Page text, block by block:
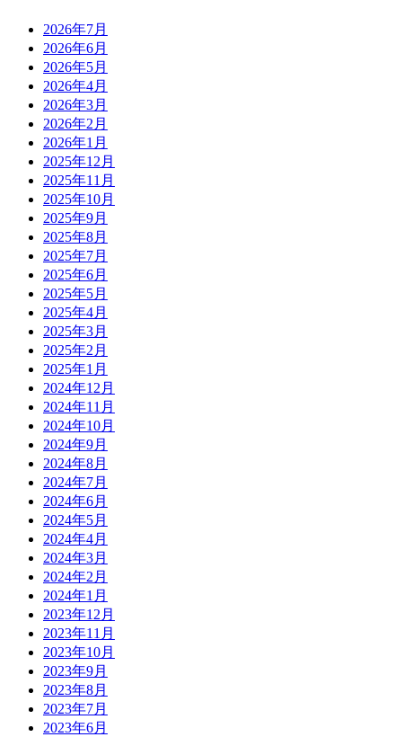
2026年7月
2026年6月
2026年5月
2026年4月
2026年3月
2026年2月
2026年1月
2025年12月
2025年11月
2025年10月
2025年9月
2025年8月
2025年7月
2025年6月
2025年5月
2025年4月
2025年3月
2025年2月
2025年1月
2024年12月
2024年11月
2024年10月
2024年9月
2024年8月
2024年7月
2024年6月
2024年5月
2024年4月
2024年3月
2024年2月
2024年1月
2023年12月
2023年11月
2023年10月
2023年9月
2023年8月
2023年7月
2023年6月